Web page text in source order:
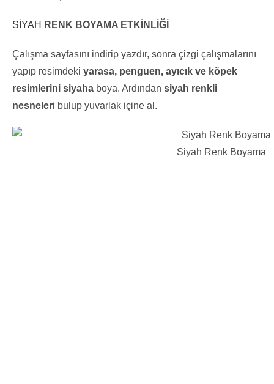
SİYAH RENK BOYAMA ETKİNLİĞİ
Çalışma sayfasını indirip yazdır, sonra çizgi çalışmalarını
yapıp resimdeki yarasa, penguen, ayıcık ve köpek
resimlerini siyaha boya. Ardından siyah renkli
nesneleri bulup yuvarlak içine al.
Siyah Renk Boyama